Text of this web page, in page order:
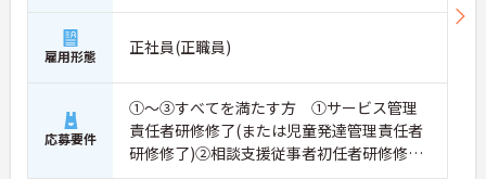
雇用形態 正社員(正職員)
応募要件
①～③すべてを満たす方 ①サービス管理
責任者研修修了(または児童発達管理責任者
研修修了)②相談支援従事者初任者研修修了